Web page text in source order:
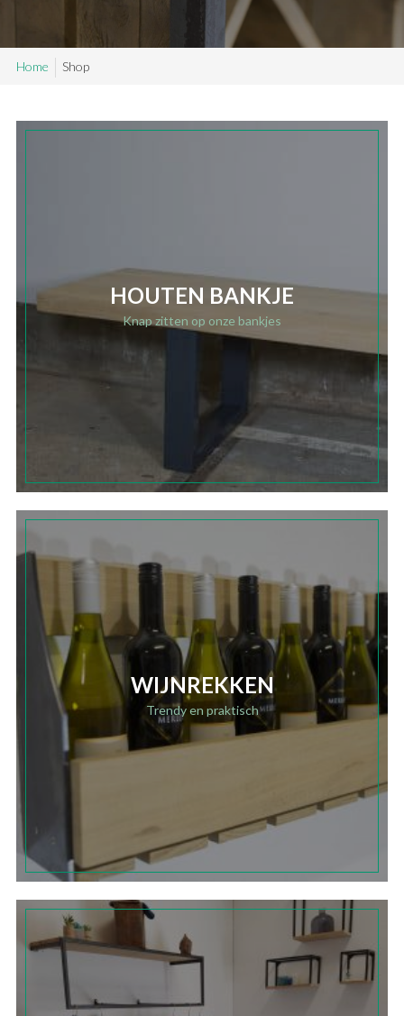
SAMPLE SALE
Contact
Home Shop
HOUTEN BANKJE
Knap zitten op onze bankjes
WIJNREKKEN
Trendy en praktisch